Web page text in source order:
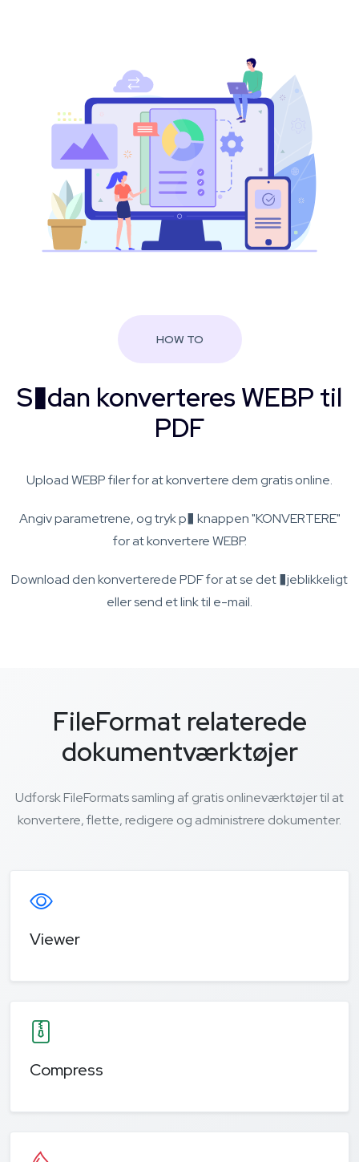
HOW TO
S�dan konverteres WEBP til
PDF
Upload WEBP filer for at konvertere dem gratis online.
Angiv parametrene, og tryk p� knappen "KONVERTERE"
for at konvertere WEBP.
Download den konverterede PDF for at se det �jeblikkeligt
eller send et link til e-mail.
FileFormat relaterede
dokumentværktøjer
Udforsk FileFormats samling af gratis onlineværktøjer til at
konvertere, flette, redigere og administrere dokumenter.
Viewer
Compress